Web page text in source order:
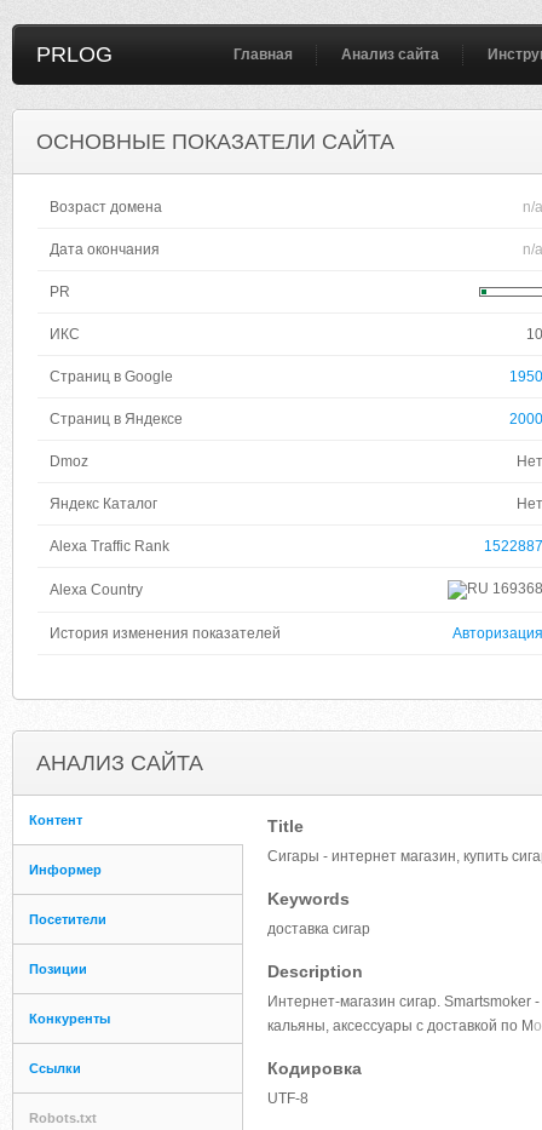
PRLOG Главная Анализ сайта
ОСНОВНЫЕ ПОКАЗАТЕЛИ САЙТА
Возраст домена n/a
Дата окончания n/a
PR
ИКС 10
Страниц в Google 1950
Страниц в Яндексе 2000
Dmoz Нет
Яндекс Каталог Нет
Alexa Traffic Rank 1522887
Alexa Country 169368
История изменения показателей Авторизация
АНАЛИЗ САЙТА
Контент
Информер
Посетители
Позиции
Конкуренты
Ссылки
Robots.txt
Title
Сигары - интернет магазин, купить
Keywords
доставка сигар
Description
Интернет-магазин сигар. Smartsmoker
кальяны, аксессуары с доставкой по М
Кодировка
UTF-8